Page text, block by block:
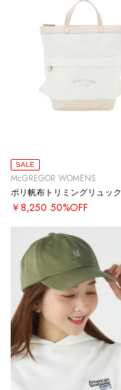
SALE
McGREGOR WOMENS
ポリ帆布トリミングリュック
￥8,250 50%OFF